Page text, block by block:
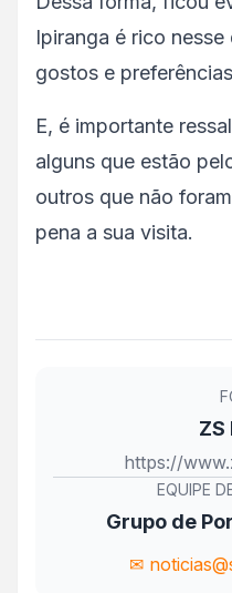
Ipiranga é rico
gostos e
E, é importante
alguns que estão
outros que não
pena a sua visita.
ZS
https://
EQUIPE
Grupo de
✉